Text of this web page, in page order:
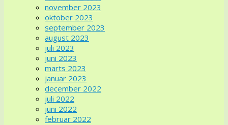
november 2023
oktober 2023
september 2023
august 2023
juli 2023
juni 2023
marts 2023
januar 2023
december 2022
juli 2022
juni 2022
februar 2022